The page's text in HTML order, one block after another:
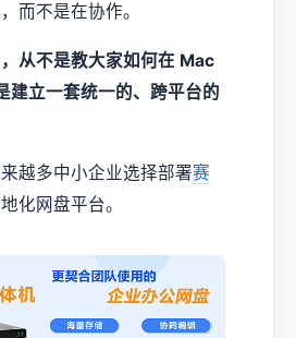
而不是在协作。
从不是教大家如何在 Mac
建立一套统一的、跨平台的
越多中小企业选择部署赛
化网盘平台。